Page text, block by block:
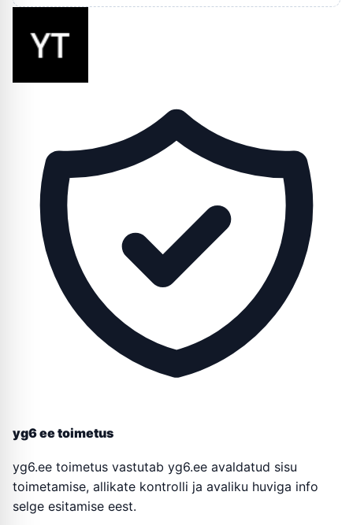
yg6 ee toimetus
yg6.ee toimetus vastutab yg6.ee avaldatud sisu
toimetamise, allikate kontrolli ja avaliku huviga info
selge esitamise eest.